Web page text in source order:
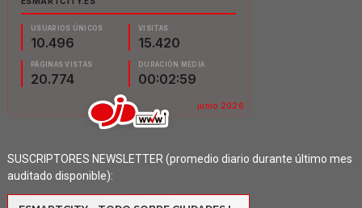
SUSCRIPTORES NEWSLETTER (promedio diario durante último mes
auditado disponible):